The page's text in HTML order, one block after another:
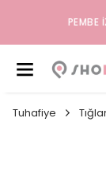
İYILIK,
Tuhafiye